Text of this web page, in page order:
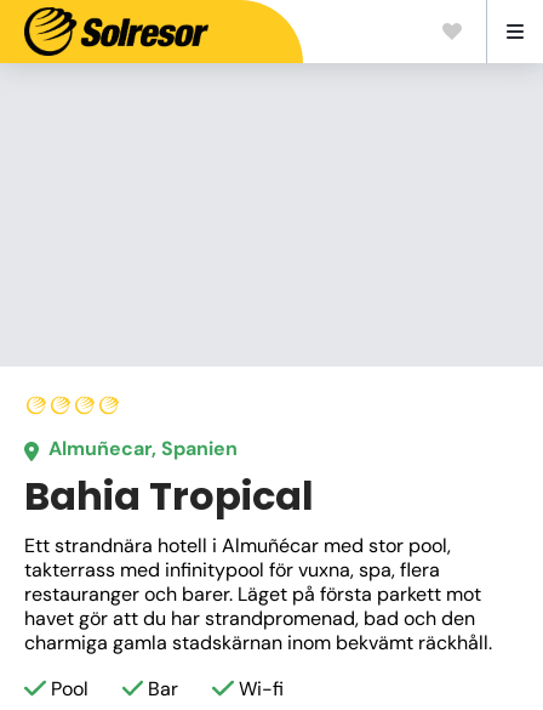
Almuñecar, Spanien
Bahia Tropical
Ett strandnära hotell i Almuñécar med stor pool,
takterrass med infinitypool för vuxna, spa, flera
restauranger och barer. Läget på första parkett mot
havet gör att du har strandpromenad, bad och den
charmiga gamla stadskärnan inom bekvämt räckhåll.
Pool
Bar Wi-fi